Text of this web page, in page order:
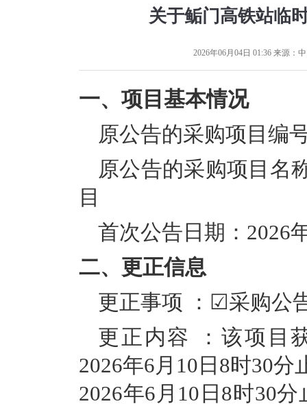
关于鲘门高铁站临
2026年06月04日 01:36 来源：
一、项目基本情况
原公告的采购项目编
原公告的采购项目名
目
首次公告日期： 2026
二、更正信息
更正事项
： ☑采购公
更正内容
：该项目
2026年6月 10 日 8时30分
2026年6 月 10日8时30